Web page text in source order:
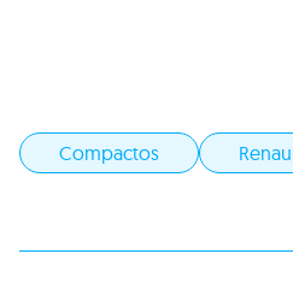
Compactos